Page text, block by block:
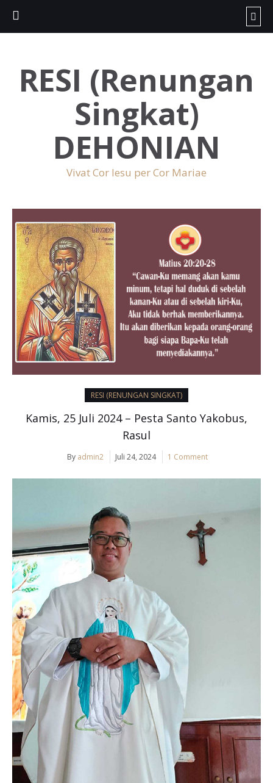
RESI (Renungan
Singkat)
DEHONIAN
Vivat Cor Iesu per Cor Mariae
RESI (RENUNGAN SINGKAT)
Kamis, 25 Juli 2024 – Pesta Santo Yakobus,
Rasul
By admin2 Juli 24, 2024 1 Comment